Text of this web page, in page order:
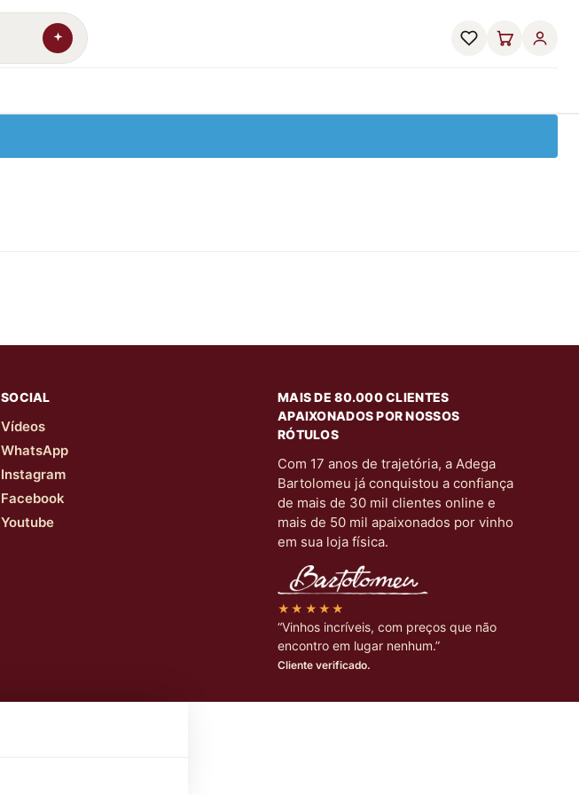
SOCIAL
Vídeos
WhatsApp
Instagram
Facebook
Youtube
MAIS DE 80.000 CLIENTES
APAIXONADOS POR NOSSOS
RÓTULOS
Com 17 anos de trajetória, a Adega
Bartolomeu já conquistou a confiança
de mais de 30 mil clientes online e
mais de 50 mil apaixonados por vinho
em sua loja física.
★★★★★
“Vinhos incríveis, com preços que não
encontro em lugar nenhum.”
Cliente verificado.